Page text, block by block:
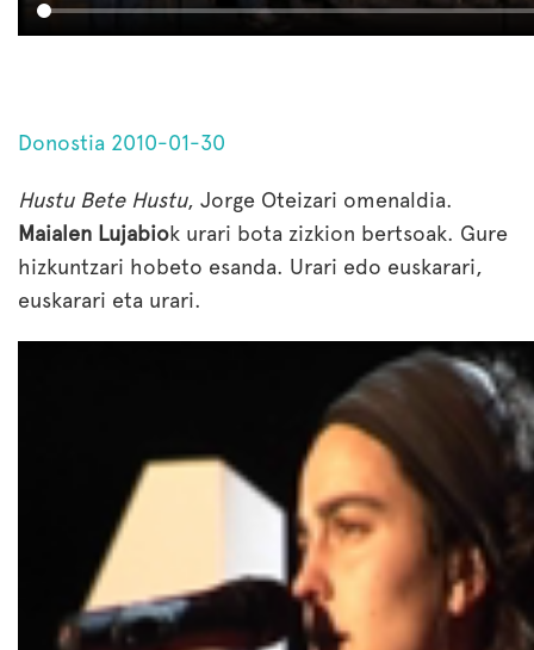
Donostia 2010-01-30
Hustu Bete Hustu, Jorge Oteizari omenaldia.
Maialen Lujabiok urari bota zizkion bertsoak. Gure
hizkuntzari hobeto esanda. Urari edo euskarari,
euskarari eta urari.